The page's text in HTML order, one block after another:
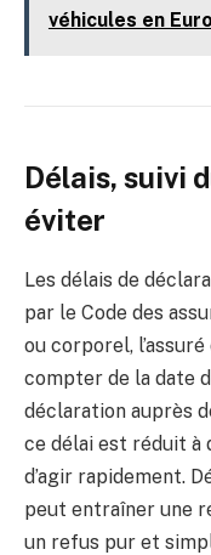
véhicules en
Délais, suivi
éviter
Les délais de
par le Code des
ou corporel,
compter de la date
déclaration auprès
ce délai est réduit à
d’agir rapidement.
peut entraîner une
un refus pur et